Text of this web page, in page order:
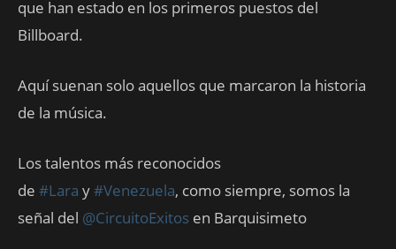
que han estado en los primeros puestos del
Billboard.
Aquí suenan solo aquellos que marcaron la historia
de la música.
Los talentos más reconocidos
de #Lara y#Venezuela, como siempre, somos la
señal del @CircuitoExitos en Barquisimeto